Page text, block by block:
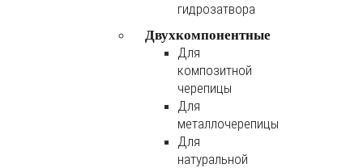
гидрозатвора
Двухкомпонентные
Для
композитной
черепицы
Для
металлочерепицы
Для
натуральной